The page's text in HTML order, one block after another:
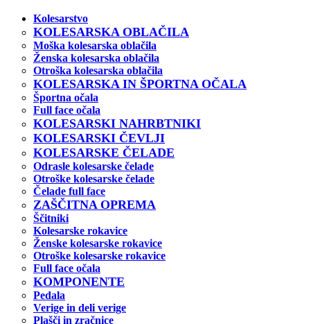
Kolesarstvo
KOLESARSKA OBLAČILA
Moška kolesarska oblačila
Ženska kolesarska oblačila
Otroška kolesarska oblačila
KOLESARSKA IN ŠPORTNA OČALA
Športna očala
Full face očala
KOLESARSKI NAHRBTNIKI
KOLESARSKI ČEVLJI
KOLESARSKE ČELADE
Odrasle kolesarske čelade
Otroške kolesarske čelade
Čelade full face
ZAŠČITNA OPREMA
Ščitniki
Kolesarske rokavice
Ženske kolesarske rokavice
Otroške kolesarske rokavice
Full face očala
KOMPONENTE
Pedala
Verige in deli verige
Plašči in zračnice